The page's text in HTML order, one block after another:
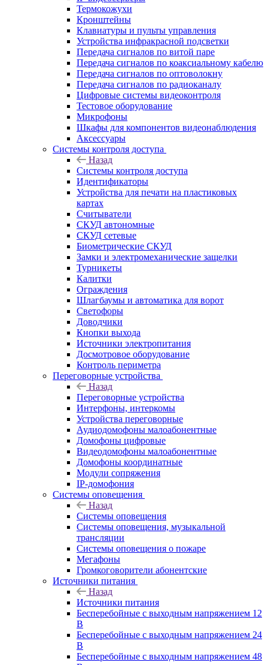
Термокожухи
Кронштейны
Клавиатуры и пульты управления
Устройства инфракрасной подсветки
Передача сигналов по витой паре
Передача сигналов по коаксиальному кабелю
Передача сигналов по оптоволокну
Передача сигналов по радиоканалу
Цифровые системы видеоконтроля
Тестовое оборудование
Микрофоны
Шкафы для компонентов видеонаблюдения
Аксессуары
Системы контроля доступа
Назад
Системы контроля доступа
Идентификаторы
Устройства для печати на пластиковых
картах
Считыватели
СКУД автономные
СКУД сетевые
Биометрические СКУД
Замки и электромеханические защелки
Турникеты
Калитки
Ограждения
Шлагбаумы и автоматика для ворот
Светофоры
Доводчики
Кнопки выхода
Источники электропитания
Досмотровое оборудование
Контроль периметра
Переговорные устройства
Назад
Переговорные устройства
Интерфоны, интеркомы
Устройства переговорные
Аудиодомофоны малоабонентные
Домофоны цифровые
Видеодомофоны малоабонентные
Домофоны координатные
Модули сопряжения
IP-домофония
Системы оповещения
Назад
Системы оповещения
Системы оповещения, музыкальной
трансляции
Системы оповещения о пожаре
Мегафоны
Громкоговорители абонентские
Источники питания
Назад
Источники питания
Бесперебойные с выходным напряжением 12
В
Бесперебойные с выходным напряжением 24
В
Бесперебойные с выходным напряжением 48